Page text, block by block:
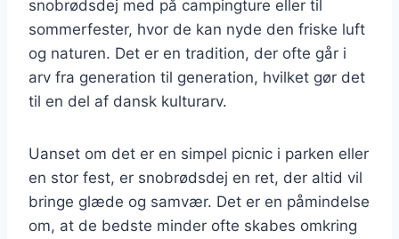
snobrødsdej med på campingture eller til
sommerfester, hvor de kan nyde den friske luft
og naturen. Det er en tradition, der ofte går i
arv fra generation til generation, hvilket gør det
til en del af dansk kulturarv.
Uanset om det er en simpel picnic i parken eller
en stor fest, er snobrødsdej en ret, der altid vil
bringe glæde og samvær. Det er en påmindelse
om, at de bedste minder ofte skabes omkring